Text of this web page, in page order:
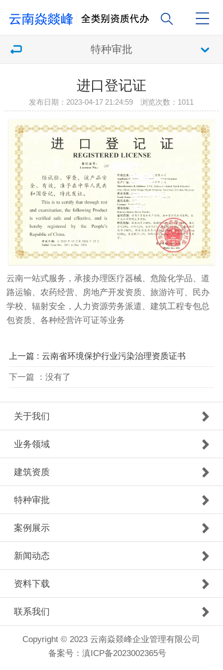
特种审批
进口登记证
发布日期：2023-04-17 21:24:59 浏览次数： 1011
云南一站式服务，承接办理医疗器械、危险化学品、道
路运输、农药经营、房地产开发资质、旅游许可、民办
学校、辐射安全，人力资源劳务派遣、建筑工程专包总
包资质、各种经营许可证等业务
上一篇 : 云南省环境保护行业污染治理资质证书
下一篇 ：没有了
关于我们
业务领域
建筑资质
特种审批
案例展示
新闻动态
资料下载
联系我们
Copyright © 2023 云南焱燚峰企业管理有限公司
备案号： 滇ICP备2023002365号